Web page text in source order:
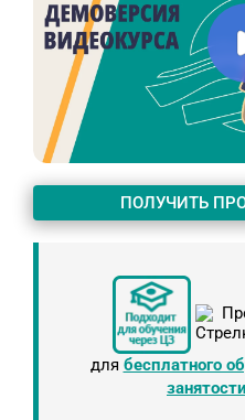
ПОЛУЧИТЬ
для бесплатного